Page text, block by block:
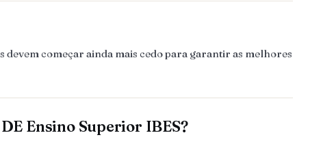
devem começar ainda mais cedo para garantir as melhores
Ensino Superior IBES?